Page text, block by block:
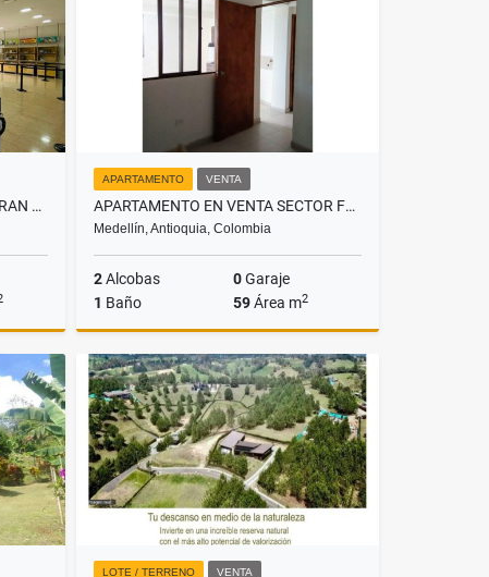
VENTA LOCAL EDIFICIO ALMAGRAN 155 POBLADO ASTORGA
APARTAMENTO VENTA
APARTAMENTO EN VENTA SECTOR FLORESTA
Medellín, Antioquia, Colombia
2Alcobas 0Garaje
1 Baño 59Área m2
Venta
$135.000.000
LOTE / TERRENO VENTA